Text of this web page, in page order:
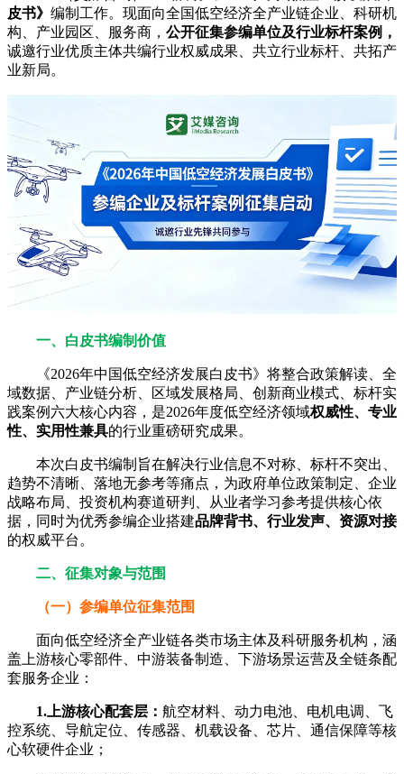
皮书》 编制工作。现面向全国低空经济全产业链企业、科研机
构、产业园区、服务商， 公开征集参编单位及行业标杆案例，
诚邀行业优质主体共编行业权威成果、共立行业标杆、共拓产
业新局。
一、白皮书编制价值
《2026年中国低空经济发展白皮书》将整合政策解读、全
域数据、产业链分析、区域发展格局、创新商业模式、标杆实
践案例六大核心内容，是2026年度低空经济领域权威性、专业
性、实用性兼具的行业重磅研究成果。
本次白皮书编制旨在解决行业信息不对称、标杆不突出、
趋势不清晰、落地无参考等痛点，为政府单位政策制定、企业
战略布局、投资机构赛道研判、从业者学习参考提供核心依
据，同时为优秀参编企业搭建品牌背书、行业发声、资源对接
的权威平台。
二、征集对象与范围
（一）参编单位征集范围
面向低空经济全产业链各类市场主体及科研服务机构，涵
盖上游核心零部件、中游装备制造、下游场景运营及全链条配
套服务企业：
1.上游核心配套层： 航空材料、动力电池、电机电调、飞
控系统、导航定位、传感器、机载设备、芯片、通信保障等核
心软硬件企业；